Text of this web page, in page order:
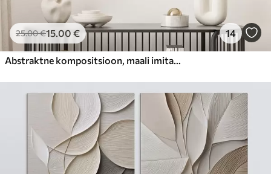
25.00€15.00 € 14
Abstraktne kompositsioon, maali imitatsioon